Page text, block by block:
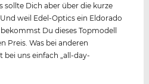
sollte Dich aber über die kurze
weil Edel-Optics ein Eldorado
Du dieses Topmodell
Preis. Was bei anderen
bei uns einfach „all-day-